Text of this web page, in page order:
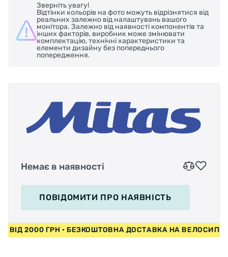
Зверніть увагу!
Відтінки кольорів на фото можуть відрізнятися від
реальних залежно від налаштувань вашого
монітора. Залежно від наявності компонентів та
інших факторів, виробник може змінювати
комплектацію, технічні характеристики та
елементи дизайну без попереднього
попередження.
Немає в наявності
ПОВІДОМИТИ ПРО НАЯВНІСТЬ
ВІД 2000 ГРН • БЕЗКОШТОВНА ДОСТАВКА НА